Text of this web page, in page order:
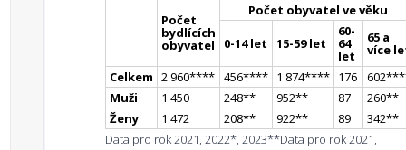
Počet
bydlících
obyvatel
Počet obyvatel ve věku
0-14 let 15-59 let
60-
64
let
65 a
více
Celkem 2 960**** 456**** 1 874**** 176 602**
Muži
1 450 248** 952** 87 260**
Ženy
1 472 208** 922** 89 342**
Data pro rok 2021, 2022*, 2023**Data pro rok 2021,